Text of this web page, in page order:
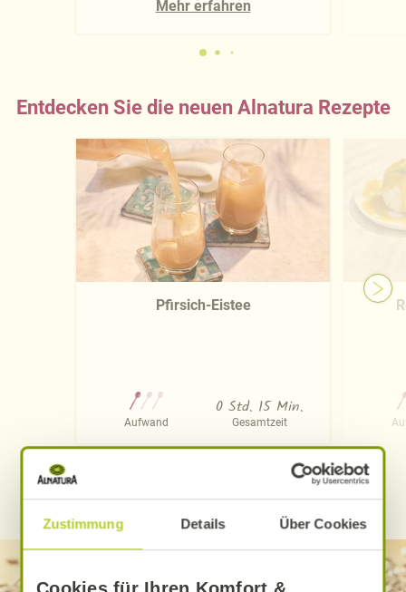
Zustimmung Details Über Cookies
Mehr erfahren
Entdecken Sie die neuen Alnatura Rezepte
Pfirsich-Eistee
Aufwand
0 Std. 15 Min.
Gesamtzeit
WEITERE ALNATURA REZEPTE FINDEN